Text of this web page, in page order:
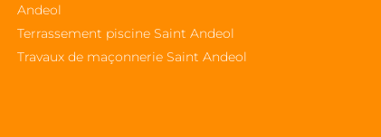
Andeol
Terrassement piscine Saint Andeol
Travaux de maçonnerie Saint Andeol